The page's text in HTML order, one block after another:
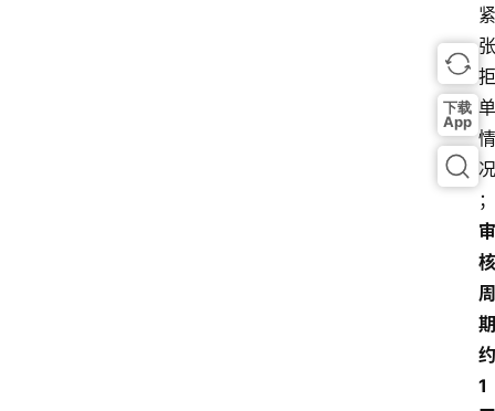
紧
张
拒
单
情
况
；
审
核
周
期
约
1
下载
App